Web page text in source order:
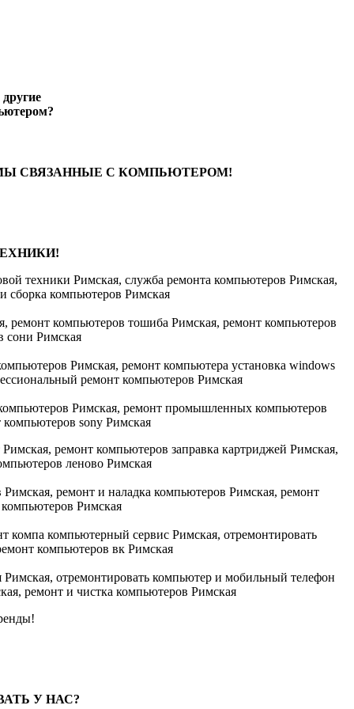
СВЯЗАННЫЕ С КОМПЬЮТЕРОМ!
У НАС?